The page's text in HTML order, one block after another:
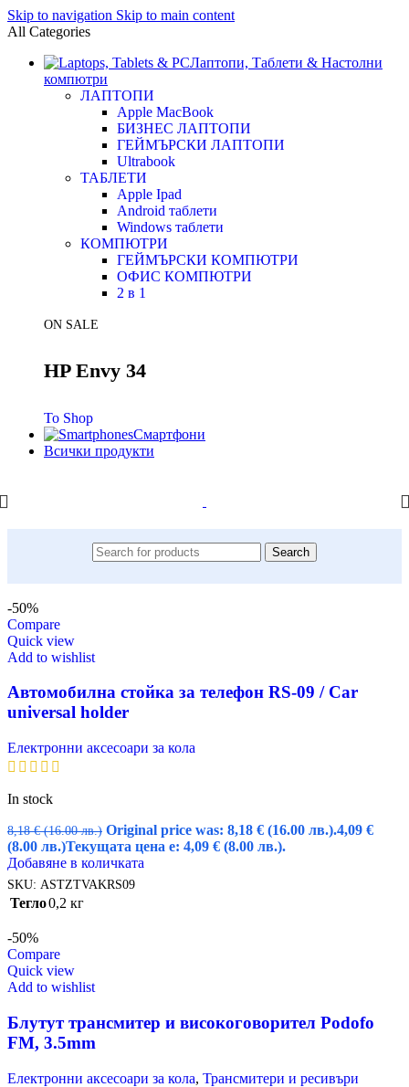
Skip to navigation Skip to main content
All Categories
Лаптопи, Таблети & Настолни
компютри
ЛАПТОПИ
Apple MacBook
БИЗНЕС ЛАПТОПИ
ГЕЙМЪРСКИ ЛАПТОПИ
Ultrabook
ТАБЛЕТИ
Apple Ipad
Android таблети
Windows таблети
КОМПЮТРИ
ГЕЙМЪРСКИ КОМПЮТРИ
ОФИС КОМПЮТРИ
2 в 1
ON SALE
HP Envy 34
To Shop
Смартфони
Всички продукти
Search
-50%
Compare
Quick view
Add to wishlist
Автомобилна стойка за телефон RS-09 / Car
universal holder
Електронни аксесоари за кола
In stock
8,18€ (16.00 лв.) Original price was: 8,18 € (16.00 лв.).4,09 €
(8.00 лв.)Текущата цена е: 4,09 € (8.00 лв.).
Добавяне в количката
SKU: ASTZTVAKRS09
Тегло0,2 кг
-50%
Compare
Quick view
Add to wishlist
Блутут трансмитер и високоговорител Podofo
FM, 3.5mm
Електронни аксесоари за кола, Трансмитери и ресивъри